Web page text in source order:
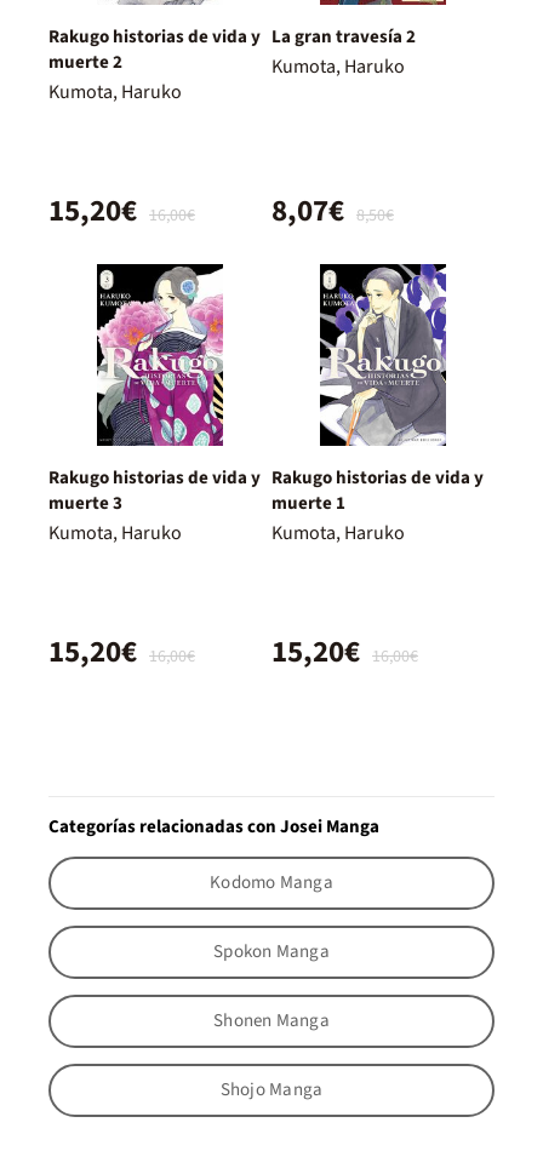
Rakugo historias de vida y
muerte 2
Kumota, Haruko
16,00€
15,20€
La gran travesía 2
Kumota, Haruko
8,50€
8,07€
Rakugo historias de vida y
muerte 3
Kumota, Haruko
16,00€
15,20€
Rakugo historias de vida y
muerte 1
Kumota, Haruko
16,00€
15,20€
Categorías relacionadas con Josei Manga
Kodomo Manga
Spokon Manga
Shonen Manga
Shojo Manga